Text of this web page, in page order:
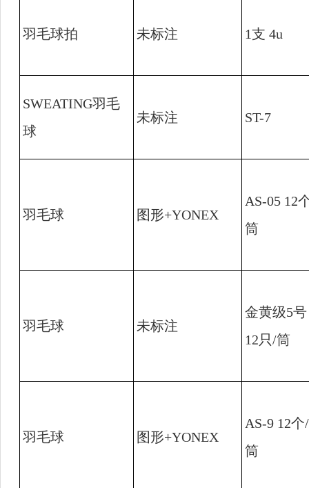
羽毛球拍 未标注 1支 4u
SWEATING羽毛
球
未标注 ST-7
羽毛球 图形+YONEX
AS-05 12
筒
羽毛球 未标注
金黄级5号
12只/筒
羽毛球 图形+YONEX
AS-9 12个/
筒